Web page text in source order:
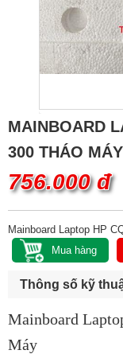
MAINBOARD
300 THÁO MÁY
756.000 đ
Mainboard Laptop HP
Thông số kỹ
Mainboard
Máy